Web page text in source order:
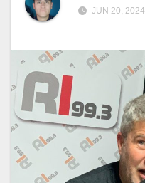
JUN 20, 2024